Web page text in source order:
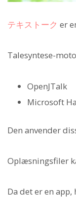
テキストーク er
Talesyntese-
OpenJTalk
Microsoft
Den anvender
Oplæsningsfiler
Da det er en